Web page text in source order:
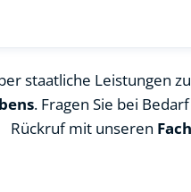
staatliche Leistungen zu
. Fragen Sie bei
Rückruf mit unseren